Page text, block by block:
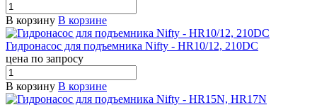
В корзину В корзине
Гидронасос для подъемника Nifty - HR10/12, 210DC
цена по запросу
В корзину В корзине